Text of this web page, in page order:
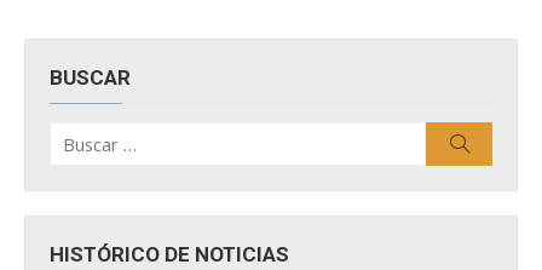
BUSCAR
por:
HISTÓRICO DE NOTICIAS